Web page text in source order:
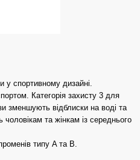
у спортивному дизайні.
Категорія захисту 3 для
зменшують відблиски на воді та
та жінкам із середнього
типу A та B.